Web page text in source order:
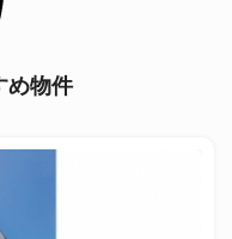
め物件